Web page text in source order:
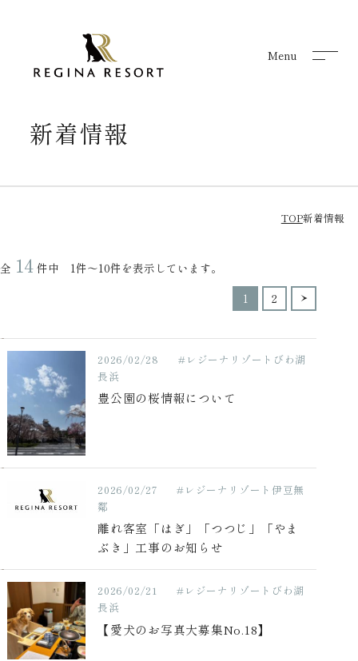
Menu
Menu
新着情報
TOP新着情報
全 14 件中 1件～10件を表示しています。
1
2
2026/02/28
#レジーナリゾートびわ湖
長浜
豊公園の桜情報について
2026/02/27
#レジーナリゾート伊豆無
鄰
離れ客室「はぎ」「つつじ」「やま
ぶき」工事のお知らせ
2026/02/21
#レジーナリゾートびわ湖
長浜
【愛犬のお写真大募集No.18】